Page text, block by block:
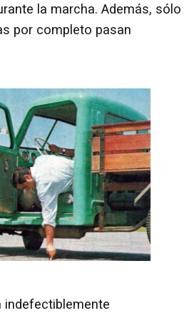
la marcha. Además, sólo
por completo pasan
indefectiblemente